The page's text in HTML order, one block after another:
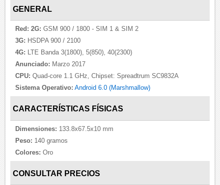
GENERAL
Red: 2G: GSM 900 / 1800 - SIM 1 & SIM 2
3G: HSDPA 900 / 2100
4G: LTE Banda 3(1800), 5(850), 40(2300)
Anunciado: Marzo 2017
CPU: Quad-core 1.1 GHz, Chipset: Spreadtrum SC9832A
Sistema Operativo: Android 6.0 (Marshmallow)
CARACTERÍSTICAS FÍSICAS
Dimensiones: 133.8x67.5x10 mm
Peso: 140 gramos
Colores: Oro
CONSULTAR PRECIOS